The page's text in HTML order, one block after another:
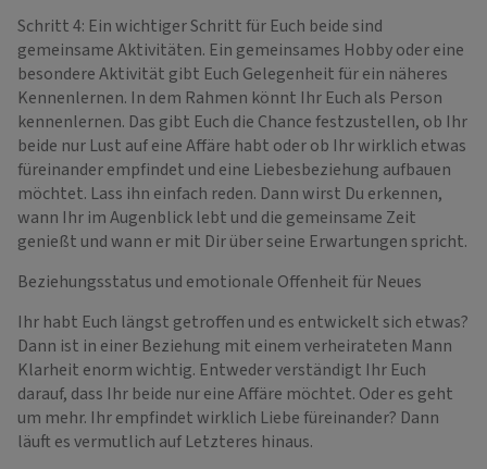
Schritt 4: Ein wichtiger Schritt für Euch beide sind
gemeinsame Aktivitäten. Ein gemeinsames Hobby oder eine
besondere Aktivität gibt Euch Gelegenheit für ein näheres
Kennenlernen. In dem Rahmen könnt Ihr Euch als Person
kennenlernen. Das gibt Euch die Chance festzustellen, ob Ihr
beide nur Lust auf eine Affäre habt oder ob Ihr wirklich etwas
füreinander empfindet und eine Liebesbeziehung aufbauen
möchtet. Lass ihn einfach reden. Dann wirst Du erkennen,
wann Ihr im Augenblick lebt und die gemeinsame Zeit
genießt und wann er mit Dir über seine Erwartungen spricht.
Beziehungsstatus und emotionale Offenheit für Neues
Ihr habt Euch längst getroffen und es entwickelt sich etwas?
Dann ist in einer Beziehung mit einem verheirateten Mann
Klarheit enorm wichtig. Entweder verständigt Ihr Euch
darauf, dass Ihr beide nur eine Affäre möchtet. Oder es geht
um mehr. Ihr empfindet wirklich Liebe füreinander? Dann
läuft es vermutlich auf Letzteres hinaus.